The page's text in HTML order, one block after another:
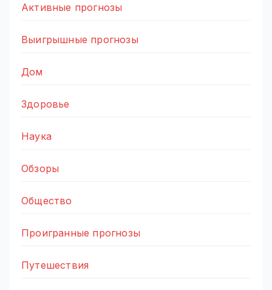
Активные прогнозы
Выигрышные прогнозы
Дом
Здоровье
Наука
Обзоры
Общество
Проигранные прогнозы
Путешествия